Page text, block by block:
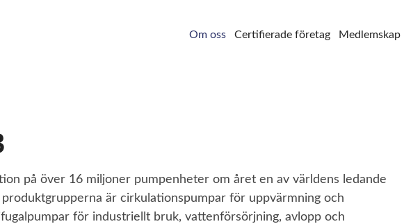
Om oss Certifierade företag Medlemskap
på över 16 miljoner pumpenheter om året en av världens ledande
är cirkulationspumpar för uppvärmning och
för industriellt bruk, vattenförsörjning, avlopp och